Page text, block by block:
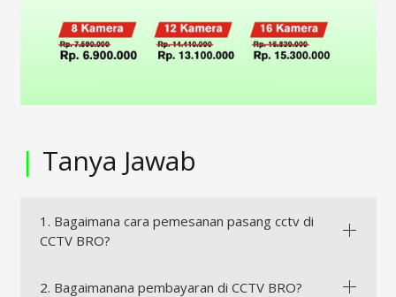
| Tanya Jawab
1. Bagaimana cara pemesanan pasang cctv di
CCTV BRO?
2. Bagaimanana pembayaran di CCTV BRO?